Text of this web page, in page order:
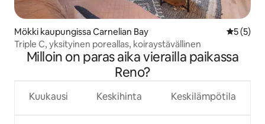
Mökki kaupungissa Carnelian Bay
5 (5)
Triple C, yksityinen poreallas, koiraystävällinen
Milloin on paras aika vierailla paikassa
Reno?
Kuukausi Keskihinta Keskilämpötila